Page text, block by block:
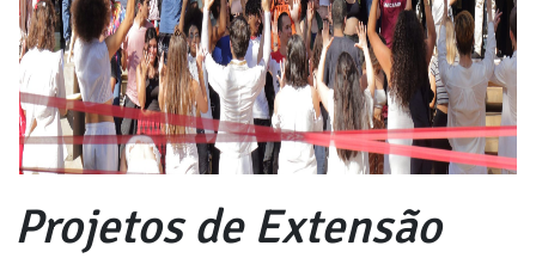
Projetos de Extensão